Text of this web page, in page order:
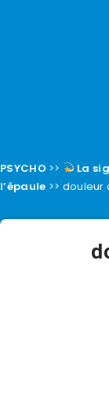
PSYCHO >>
La
l’épaule >> douleur